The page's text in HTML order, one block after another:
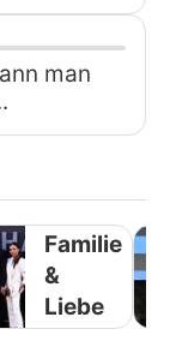
man
Familie
&
Liebe